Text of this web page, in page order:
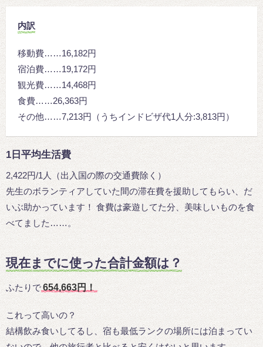
内訳
移動費……16,182円
宿泊費……19,172円
観光費……14,468円
食費……26,363円
その他……7,213円（うちインドビザ代1人分:3,813円）
1日平均生活費
2,422円/1人（出入国の際の交通費除く）
先生のボランティアしていた間の滞在費を援助してもらい、だ
いぶ助かっています！ 食費は豪遊してた分、美味しいものを食
べてました……。
現在までに使った合計金額は？
ふたりで654,663円！
これって高いの？
結構飲み食いしてるし、宿も最低ランクの場所には泊まってい